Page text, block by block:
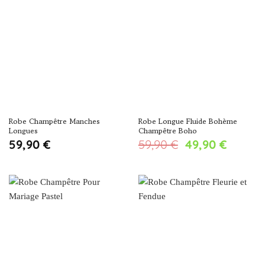
Robe Champêtre Manches
Longues
59,90 €
Robe Longue Fluide Bohème
Champêtre Boho
59,90€ Le
initial
était :
49,90 €Le
est :